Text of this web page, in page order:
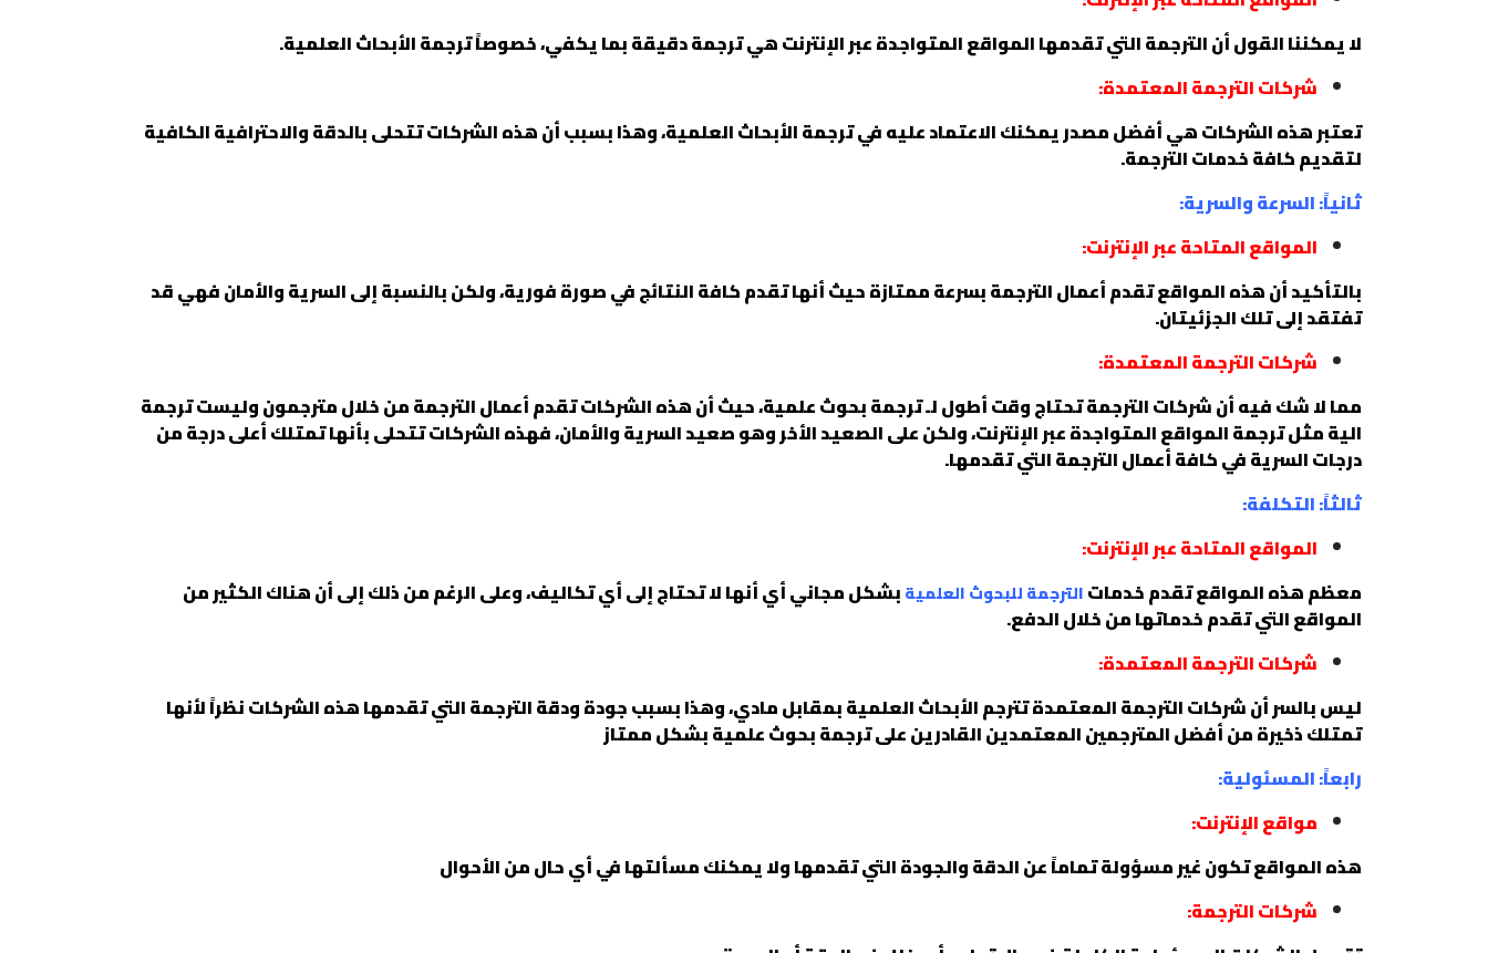
لا يمكننا القول أن الترجمة التي تقدمها المواقع المتواجدة عبر الإنترنت هي ترجمة دقيقة بما يكفي، خصوصاً ترجمة الأبحاث العلمية.
شركات الترجمة المعتمدة:
تعتبر هذه الشركات هي أفضل مصدر يمكنك الاعتماد عليه في ترجمة الأبحاث العلمية، وهذا بسبب أن هذه الشركات تتحلى بالدقة والاحترافية الكافية
لتقديم كافة خدمات الترجمة.
ثانياً: السرعة والسرية:
المواقع المتاحة عبر الإنترنت:
بالتأكيد أن هذه المواقع تقدم أعمال الترجمة بسرعة ممتازة حيث أنها تقدم كافة النتائج في صورة فورية، ولكن بالنسبة إلى السرية والأمان فهي قد
تفتقد إلى تلك الجزئيتان.
شركات الترجمة المعتمدة:
مما لا شك فيه أن شركات الترجمة تحتاج وقت أطول لـ ترجمة بحوث علمية، حيث أن هذه الشركات تقدم أعمال الترجمة من خلال مترجمون وليست ترجمة
الية مثل ترجمة المواقع المتواجدة عبر الإنترنت، ولكن على الصعيد الأخر وهو صعيد السرية والأمان، فهذه الشركات تتحلى بأنها تمتلك أعلى درجة من
درجات السرية في كافة أعمال الترجمة التي تقدمها.
ثالثاً: التكلفة:
المواقع المتاحة عبر الإنترنت:
معظم هذه المواقع تقدم خدماتالترجمة للبحوث العلميةبشكل مجاني أي أنها لا تحتاج إلى أي تكاليف، وعلى الرغم من ذلك إلى أن هناك الكثير من
المواقع التي تقدم خدماتها من خلال الدفع.
شركات الترجمة المعتمدة:
ليس بالسر أن شركات الترجمة المعتمدة تترجم الأبحاث العلمية بمقابل مادي، وهذا بسبب جودة ودقة الترجمة التي تقدمها هذه الشركات نظراً لأنها
تمتلك ذخيرة من أفضل المترجمين المعتمدين القادرين على ترجمة بحوث علمية بشكل ممتاز
رابعاً: المسئولية:
مواقع الإنترنت:
هذه المواقع تكون غير مسؤولة تماماً عن الدقة والجودة التي تقدمها ولا يمكنك مسألتها في أي حال من الأحوال
شركات الترجمة: